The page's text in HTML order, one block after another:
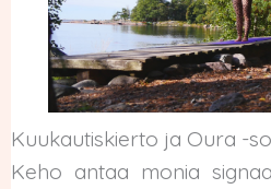
Kuukautiskierto ja Oura -
Keho antaa monia